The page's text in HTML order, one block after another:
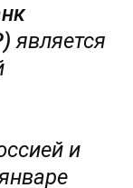
является
и